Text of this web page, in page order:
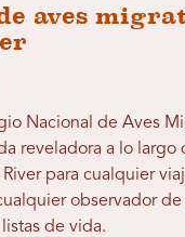
aves
Nacional de Aves
reveladora a lo
River para cualquier
observador de
listas de vida.